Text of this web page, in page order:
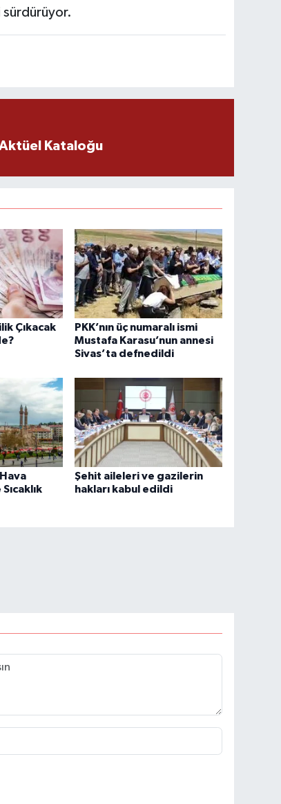
sürdürüyor.
Aktüel Kataloğu
Çıkacak
PKK’nın üç numaralı ismi
Mustafa Karasu’nun annesi
Sivas’ta defnedildi
Şehit aileleri ve gazilerin
hakları kabul edildi